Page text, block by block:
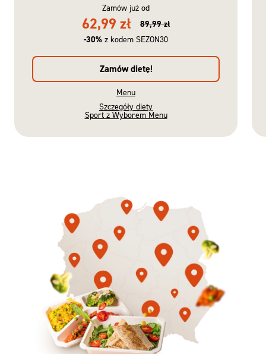
Zamów już od
62,99 zł
89,99 zł
-30% z kodem SEZON30
Zamów dietę!
Menu
Szczegóły diety
Sport z Wyborem Menu